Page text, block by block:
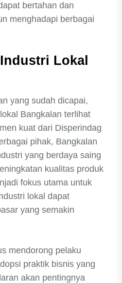
bertahan dan
menghadapi berbagai
Lokal
yang sudah dicapai,
Bangkalan terlihat
kuat dari Disperindag
pihak, Bangkalan
yang berdaya saing
kualitas produk
fokus utama untuk
lokal dapat
yang semakin
mendorong pelaku
praktik bisnis yang
akan pentingnya